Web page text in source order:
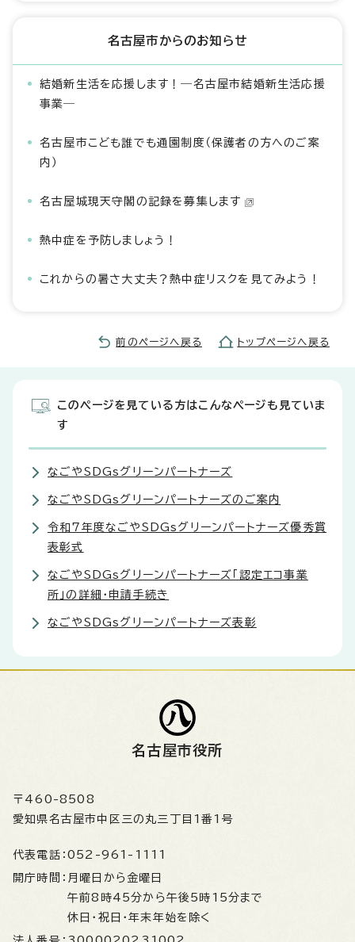
名古屋市からのお知らせ
結婚新生活を応援します！―名古屋市結婚新生活応援
事業―
名古屋市こども誰でも通園制度（保護者の方へのご案
内）
名古屋城現天守閣の記録を募集します
熱中症を予防しましょう！
これからの暑さ大丈夫？熱中症リスクを見てみよう！
前のページへ戻る トップページへ戻る
このページを見ている方はこんなページも見ていま
す
なごやSDGsグリーンパートナーズ
なごやSDGsグリーンパートナーズのご案内
令和7年度なごやSDGsグリーンパートナーズ優秀賞
表彰式
なごやSDGsグリーンパートナーズ「認定エコ事業
所」の詳細・申請手続き
なごやSDGsグリーンパートナーズ表彰
名古屋市役所
〒460-8508
愛知県名古屋市中区三の丸三丁目1番1号
代表電話： 052-961-1111
開庁時間： 月曜日から金曜日
午前8時45分から午後5時15分まで
休日・祝日・年末年始を除く